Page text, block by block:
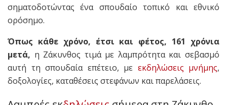
σηματοδοτώντας ένα σπουδαίο τοπικό και εθνικό
ορόσημο.
Όπως κάθε χρόνο, έτσι και φέτος, 161 χρόνια
μετά, η Ζάκυνθος τιμά με λαμπρότητα και σεβασμό
αυτή τη σπουδαία επέτειο, με εκδηλώσεις μνήμης,
δοξολογίες, καταθέσεις στεφάνων και παρελάσεις.